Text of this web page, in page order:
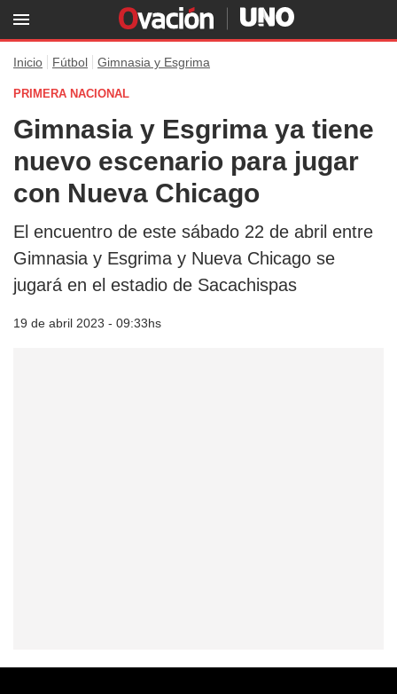
Inicio Fútbol Gimnasia y Esgrima
PRIMERA NACIONAL
Gimnasia y Esgrima ya tiene
nuevo escenario para jugar
con Nueva Chicago
El encuentro de este sábado 22 de abril entre
Gimnasia y Esgrima y Nueva Chicago se
jugará en el estadio de Sacachispas
19 de abril 2023 - 09:33hs